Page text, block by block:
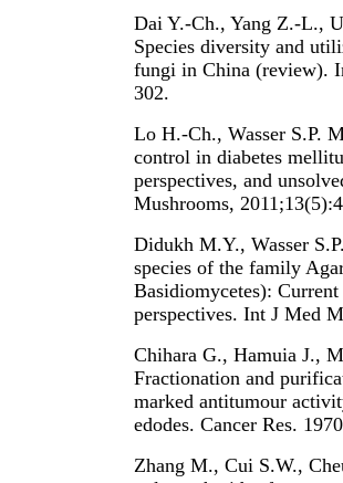
Dai Y.-Ch., Yang Z.-L.,
Species diversity and
fungi in China (review).
302.
Lo H.-Ch., Wasser S.P.
control in diabetes
perspectives, and
Mushrooms,
Didukh M.Y., Wasser
species of the family
Basidiomycetes):
perspectives. Int J Med
Chihara G., Hamuia J.,
Fractionation and
marked antitumour
edodes. Cancer Res.
Zhang M., Cui S.W.,